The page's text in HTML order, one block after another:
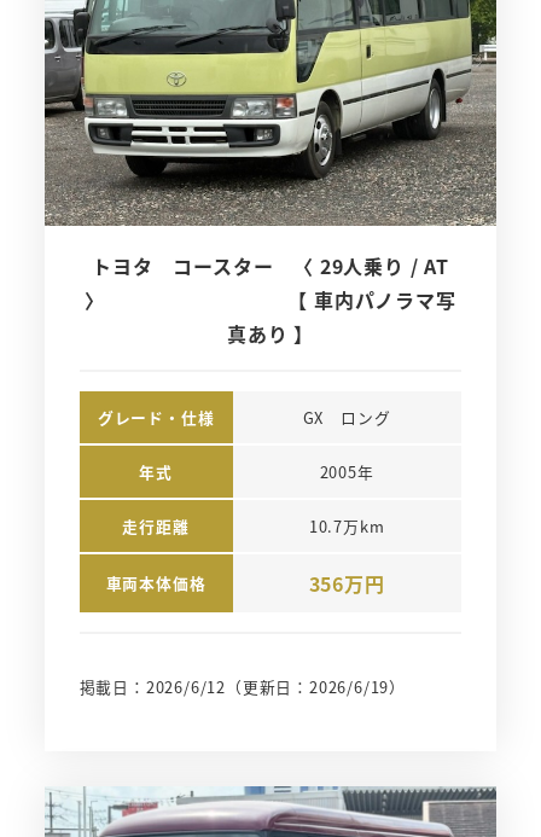
トヨタ コースター 〈 29人乗り / AT
〉 【 車内パノラマ写
真あり 】
グレード・仕様 GX　ロング
年式 2005年
走行距離 10.7万km
車両本体価格 356万円
掲載日：2026/6/12 （更新日：2026/6/19）